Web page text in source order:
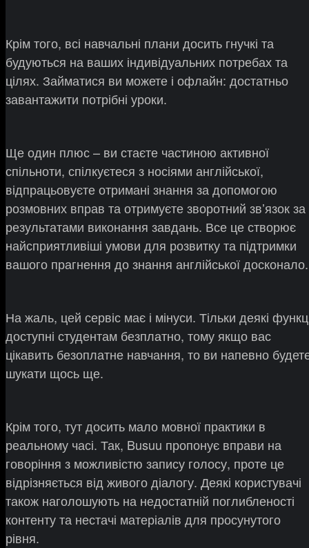
Крім того, всі навчальні плани досить гнучкі та
будуються на ваших індивідуальних потребах та
цілях. Займатися ви можете і офлайн: достатньо
завантажити потрібні уроки.
Ще один плюс – ви стаєте частиною активної
спільноти, спілкуєтеся з носіями англійської,
відпрацьовуєте отримані знання за допомогою
розмовних вправ та отримуєте зворотний звʼязок за
результатами виконання завдань. Все це створює
найсприятливіші умови для розвитку та підтримки
вашого прагнення до знання англійської досконало.
На жаль, цей сервіс має і мінуси. Тільки деякі
доступні студентам безплатно, тому якщо вас
цікавить безоплатне навчання, то ви напевно
шукати щось ще.
Крім того, тут досить мало мовної практики в
реальному часі. Так, Busuu пропонує вправи на
говоріння з можливістю запису голосу, проте це
відрізняється від живого діалогу. Деякі користувачі
також наголошують на недостатній поглибленості
контенту та нестачі матеріалів для просунутого
рівня.